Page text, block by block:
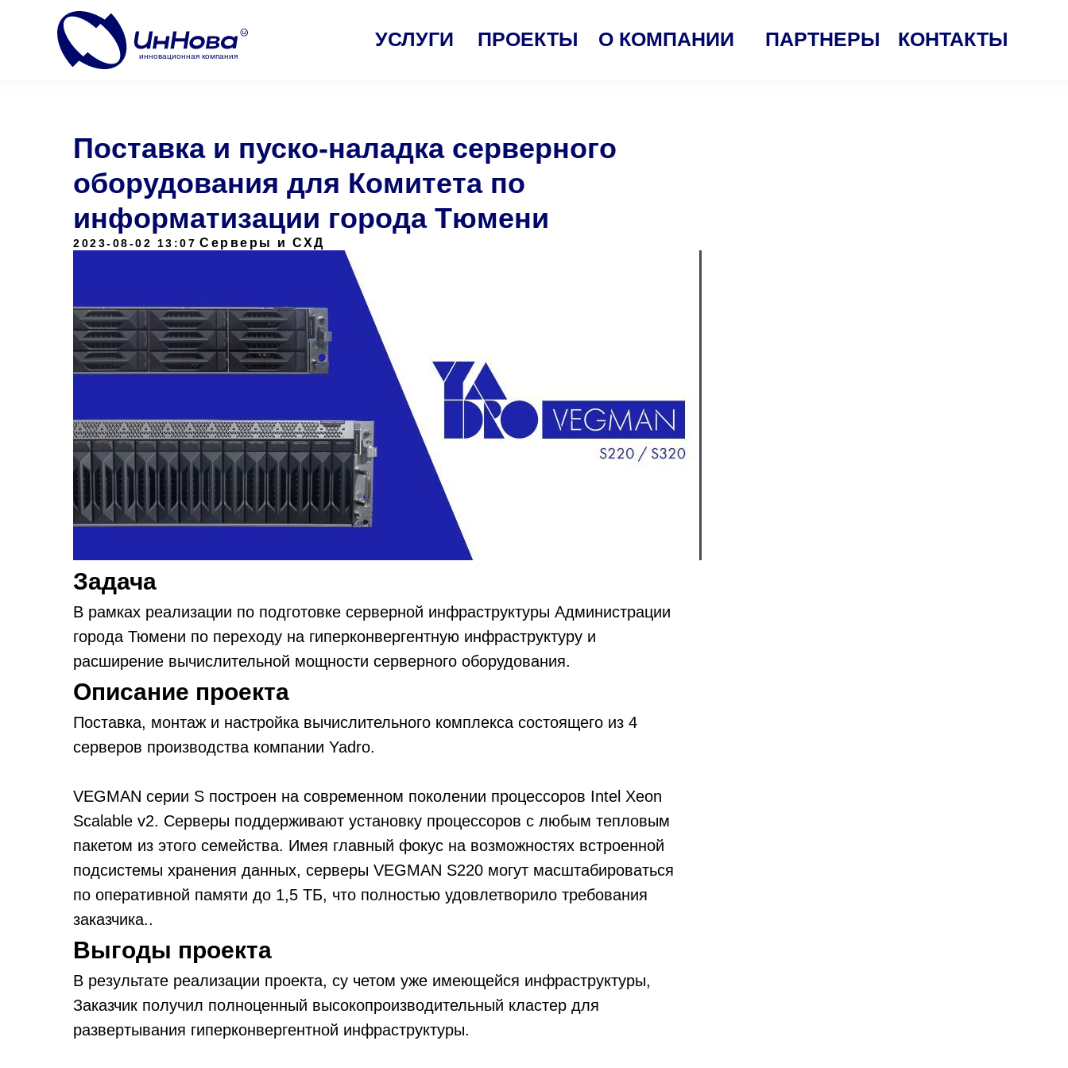
КОНТАКТЫ
О КОМПАНИИ ПАРТНЕРЫ
ПРОЕКТЫ
инновационная компания
УСЛУГИ
Поставка и пуско-наладка серверного
оборудования для Комитета по
информатизации города Тюмени
2023-08-02 13:07 Серверы и СХД
Задача
В рамках реализации по подготовке серверной инфраструктуры Администрации
города Тюмени по переходу на гиперконвергентную инфраструктуру и
расширение вычислительной мощности серверного оборудования.
Описание проекта
Поставка, монтаж и настройка вычислительного комплекса состоящего из 4
серверов производства компании Yadro.
VEGMAN серии S построен на современном поколении процессоров Intel Xeon
Scalable v2. Серверы поддерживают установку процессоров с любым тепловым
пакетом из этого семейства. Имея главный фокус на возможностях встроенной
подсистемы хранения данных, серверы VEGMAN S220 могут масштабироваться
по оперативной памяти до 1,5 ТБ, что полностью удовлетворило требования
заказчика..
Выгоды проекта
В результате реализации проекта, су четом уже имеющейся инфраструктуры,
Заказчик получил полноценный высокопроизводительный кластер для
развертывания гиперконвергентной инфраструктуры.